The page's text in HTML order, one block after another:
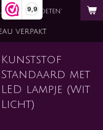
9,9
ontmoeten´
verpakt
Kunststof
Standaard met
LED lampje (Wit
Licht)